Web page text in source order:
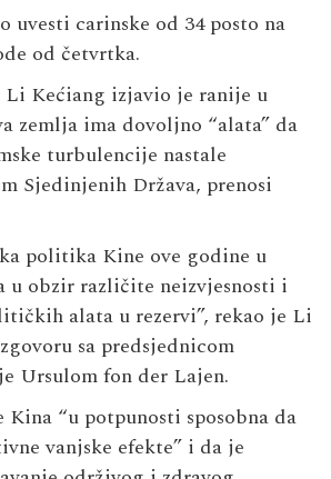
uvesti carinske od 34 posto na
od četvrtka.
Kećiang izjavio je ranije u
zemlja ima dovoljno “alata” da
turbulencije nastale
Sjedinjenih Država, prenosi
politika Kine ove godine u
u obzir različite neizvjesnosti i
alata u rezervi”, rekao je Li
sa predsjednicom
Ursulom fon der Lajen.
“u potpunosti sposobna da
vanjske efekte” i da je